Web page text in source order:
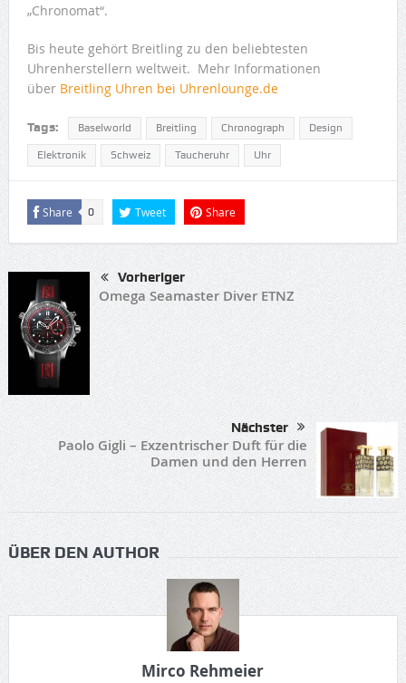
„Chronomat“.
Bis heute gehört Breitling zu den beliebtesten
Uhrenherstellern weltweit. Mehr Informationen
über Breitling Uhren bei Uhrenlounge.de
Tags: Baselworld Breitling Chronograph Design
Elektronik Schweiz Taucheruhr Uhr
Share 0 Tweet Share
Vorheriger
Omega Seamaster Diver ETNZ
Nächster
Paolo Gigli – Exzentrischer Duft für die
Damen und den Herren
ÜBER DEN AUTHOR
Mirco Rehmeier